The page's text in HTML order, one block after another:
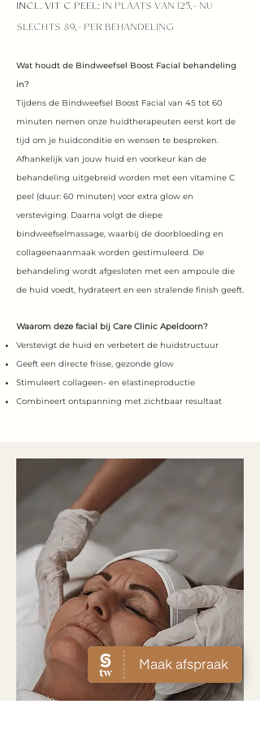
INCL. VIT C PEEL: IN PLAATS VAN 125,- NU
SLECHTS 89,- PER BEHANDELING
Wat houdt de Bindweefsel Boost Facial behandeling
in?
​Tijdens de Bindweefsel Boost Facial van 45 tot 60
minuten nemen onze huidtherapeuten eerst kort de
tijd om je huidconditie en wensen te bespreken.
Afhankelijk van jouw huid en voorkeur kan de
behandeling uitgebreid worden met een vitamine C
peel (duur: 60 minuten) voor extra glow en
versteviging. Daarna volgt de diepe
bindweefselmassage, waarbij de doorbloeding en
collageenaanmaak worden gestimuleerd. De
behandeling wordt afgesloten met een ampoule die
de huid voedt, hydrateert en een stralende finish geeft.
Waarom deze facial bij Care Clinic Apeldoorn?
Verstevigt de huid en verbetert de huidstructuur
Geeft een directe frisse, gezonde glow
Stimuleert collageen- en elastineproductie
Combineert ontspanning met zichtbaar resultaat